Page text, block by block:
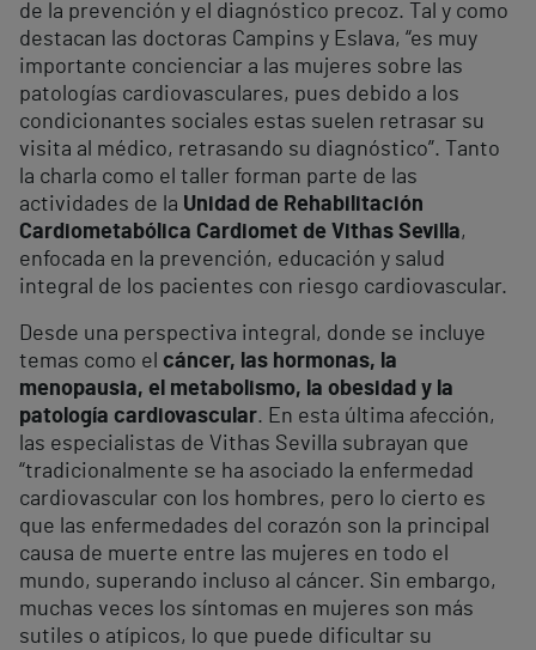
de la prevención y el diagnóstico precoz. Tal y como
destacan las doctoras Campins y Eslava, “es muy
importante concienciar a las mujeres sobre las
patologías cardiovasculares, pues debido a los
condicionantes sociales estas suelen retrasar su
visita al médico, retrasando su diagnóstico”. Tanto
la charla como el taller forman parte de las
actividades de la Unidad de Rehabilitación
Cardiometabólica Cardiomet de Vithas Sevilla,
enfocada en la prevención, educación y salud
integral de los pacientes con riesgo cardiovascular.
Desde una perspectiva integral, donde se incluye
temas como el cáncer, las hormonas, la
menopausia, el metabolismo, la obesidad y la
patología cardiovascular. En esta última afección,
las especialistas de Vithas Sevilla subrayan que
“tradicionalmente se ha asociado la enfermedad
cardiovascular con los hombres, pero lo cierto es
que las enfermedades del corazón son la principal
causa de muerte entre las mujeres en todo el
mundo, superando incluso al cáncer. Sin embargo,
muchas veces los síntomas en mujeres son más
sutiles o atípicos, lo que puede dificultar su